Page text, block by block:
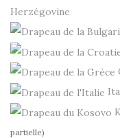
Herzégovine
partielle)